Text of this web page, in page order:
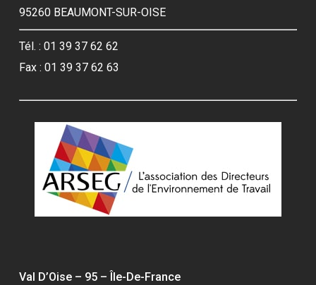
95260 BEAUMONT-SUR-OISE
Tél. : 01 39 37 62 62
Fax : 01 39 37 62 63
Val D’Oise – 95 – Île-De-France